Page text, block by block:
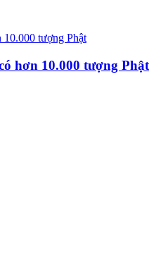
hơn 10.000 tượng Phật